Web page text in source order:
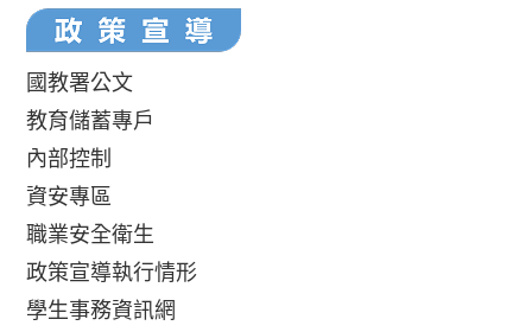
國教署公文
教育儲蓄專戶
內部控制
資安專區
職業安全衛生
政策宣導執行情形
學生事務資訊網